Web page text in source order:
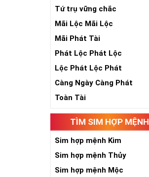
Tứ trụ vững chắc
Mãi Lộc Mãi Lộc
Mãi Phát Tài
Phát Lộc Phát Lộc
Lộc Phát Lộc Phát
Càng Ngày Càng Phát
Toàn Tài
TÌM SIM HỢP MỆNH
Sim hợp mệnh Kim
Sim hợp mệnh Thủy
Sim hợp mệnh Mộc